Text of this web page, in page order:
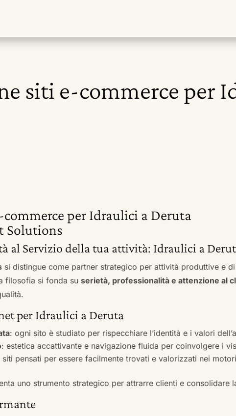
siti e-commerce per
commerce per Idraulici a Deruta
Solutions
al Servizio della tua attività: Idraulici a
si distingue come partner strategico per attività produttive e
filosofia si fonda suserietà, professionalità e attenzione al
per Idraulici a Deruta
: ogni sito è studiato per rispecchiare l’identità e i valori
: estetica accattivante e navigazione fluida per coinvolgere i
siti pensati per essere facilmente trovati e valorizzati nei
uno strumento strategico per attrarre clienti e consolidare